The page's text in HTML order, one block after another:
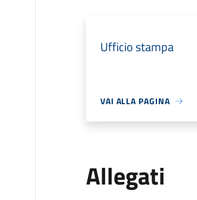
Ufficio stampa
VAI ALLA PAGINA
Allegati